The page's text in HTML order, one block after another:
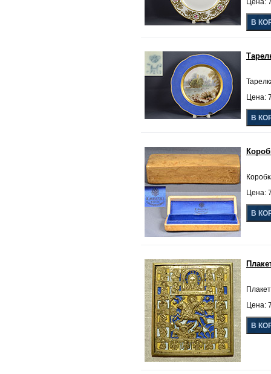
Цена:
Цена:
Цена:
Цена: